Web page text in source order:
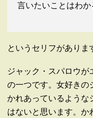
言いたいことはわか
というセリフがありま
ジャック・スパロウが
の一つです。女好きの
かれあっているような
はないと思います。か